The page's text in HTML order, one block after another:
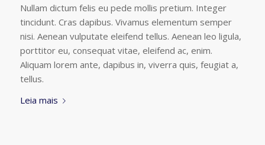
Nullam dictum felis eu pede mollis pretium. Integer
tincidunt. Cras dapibus. Vivamus elementum semper
nisi. Aenean vulputate eleifend tellus. Aenean leo ligula,
porttitor eu, consequat vitae, eleifend ac, enim.
Aliquam lorem ante, dapibus in, viverra quis, feugiat a,
tellus.
Leia mais